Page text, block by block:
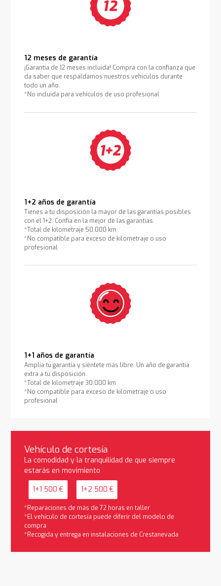
12 meses de garantía
¡Garantía de 12 meses incluida! Compra con la confianza que
da saber que respaldamos nuestros vehículos durante
todo un año.
*No incluida para vehículos de uso profesional
1+2 años de garantía
Tienes a tu disposición la mayor de las garantías posibles
con el 1+2. Confía en la mejor de las garantías.
*Total de kilometraje 50.000 km
*No compatible para exceso de kilometraje o uso
profesional
1+1 años de garantía
Amplía tu garantía y siéntete más libre. Un año de garantía
extra a tu disposición.
*Total de kilometraje 30.000 km
*No compatible para exceso de kilometraje o uso
profesional
Vehículo de cortesía
La comodidad y la tranquilidad de que siempre
estarás en movimiento
1+1 500 € 1+2 500 €
*Reparaciones de más de 72 horas en taller
*El vehículo de cortesía puede diferir del modelo de
compra
*Recogida y entrega en instalaciones de Crestanevada